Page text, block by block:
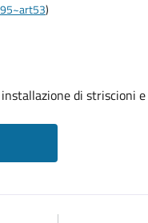
)
di striscioni